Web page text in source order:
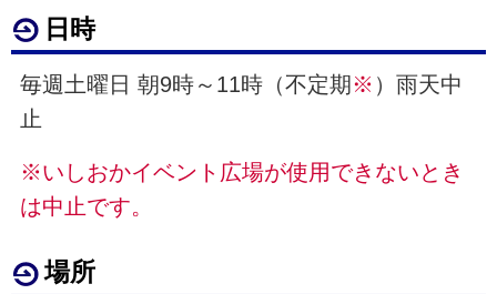
日時
毎週土曜日 朝9時～11時（不定期 ※ ）雨天中
止
※いしおかイベント広場が使用できないとき
は中止です。
場所